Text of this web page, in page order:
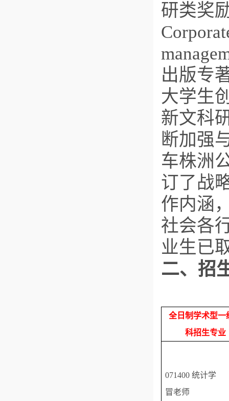
研类奖
出版专
大学生
新文科
断加强
车株洲
订了战
作内涵
社会各
业生已
二、招
全日制学术型一
科招生专业
071400 统计学
冒老师